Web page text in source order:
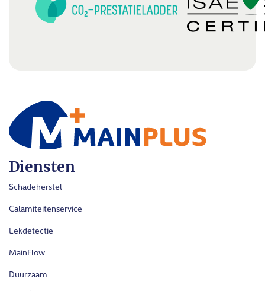
Diensten
Schadeherstel
Calamiteitenservice
Lekdetectie
MainFlow
Duurzaam